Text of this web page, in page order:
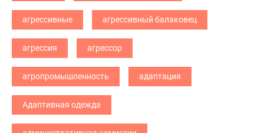
агрессивные агрессивный балаковец
агрессия агрессор
агропромышленность адаптация
Адаптивная одежда